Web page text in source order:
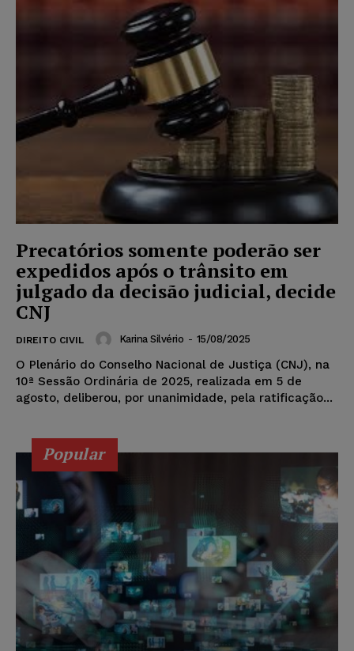
Precatórios somente poderão ser
expedidos após o trânsito em
julgado da decisão judicial, decide
CNJ
DIREITO CIVIL Karina Silvério - 15/08/2025
O Plenário do Conselho Nacional de Justiça (CNJ), na
10ª Sessão Ordinária de 2025, realizada em 5 de
agosto, deliberou, por unanimidade, pela ratificação...
Popular